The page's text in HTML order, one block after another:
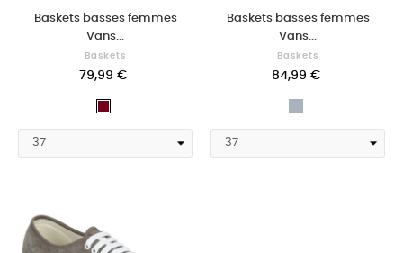
Baskets basses femmes
Vans...
Baskets
79,99 €
Baskets basses femmes
Vans...
Baskets
84,99 €